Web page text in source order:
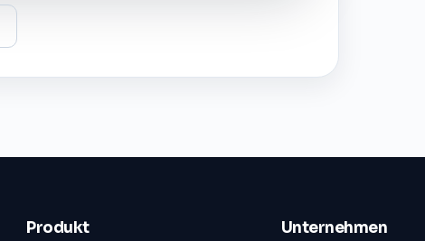
Produkt
Unternehmen